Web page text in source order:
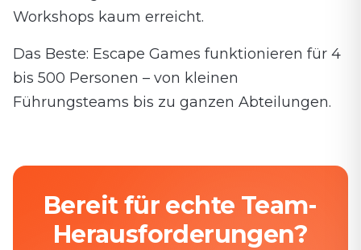
Workshops kaum erreicht.
Das Beste: Escape Games funktionieren für 4
bis 500 Personen – von kleinen
Führungsteams bis zu ganzen Abteilungen.
Bereit für echte Team-
Herausforderungen?